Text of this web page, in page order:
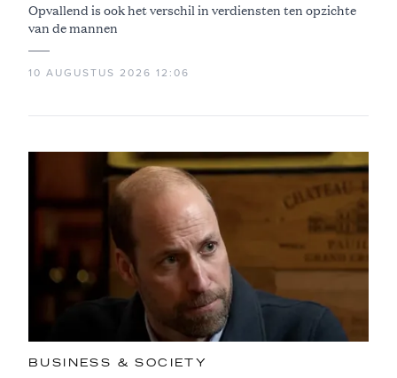
Opvallend is ook het verschil in verdiensten ten opzichte
van de mannen
10 AUGUSTUS 2026 12:06
BUSINESS & SOCIETY